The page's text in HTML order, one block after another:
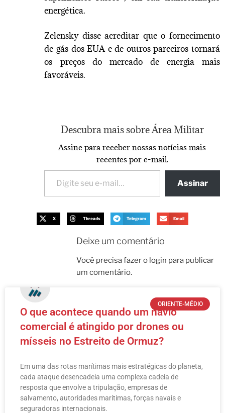
energética.
Zelensky disse acreditar que o fornecimento
de gás dos EUA e de outros parceiros tornará
os preços do mercado de energia mais
favoráveis.
Descubra mais sobre Área Militar
Assine para receber nossas notícias mais
recentes por e-mail.
Assinar
X Threads Telegram Email
Deixe um comentário
Você precisa fazer o login para publicar
um comentário.
ORIENTE-MÉDIO
O que acontece quando um navio
comercial é atingido por drones ou
mísseis no Estreito de Ormuz?
Em uma das rotas marítimas mais estratégicas do planeta,
cada ataque desencadeia uma complexa cadeia de
resposta que envolve a tripulação, empresas de
salvamento, autoridades marítimas, forças navais e
seguradoras internacionais.